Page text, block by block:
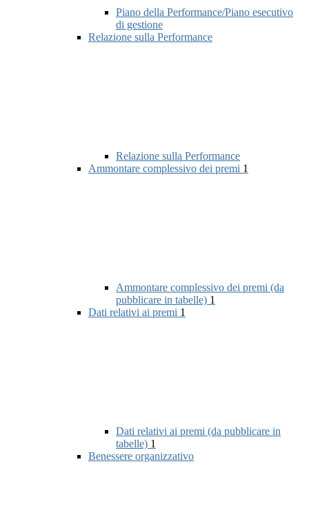
Piano della Performance/Piano esecutivo
di gestione
Relazione sulla Performance
Relazione sulla Performance
Ammontare complessivo dei premi 1
Ammontare complessivo dei premi (da
pubblicare in tabelle) 1
Dati relativi ai premi 1
Dati relativi ai premi (da pubblicare in
tabelle) 1
Benessere organizzativo